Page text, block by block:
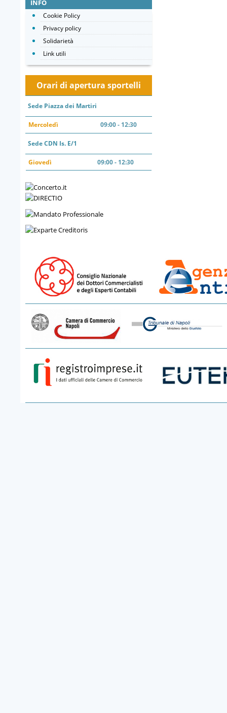
INFO
Cookie Policy
Privacy policy
Solidarietà
Link utili
Orari di apertura sportelli
Sede Piazza dei Martiri
Mercoledì 09:00 - 12:30
Sede CDN Is. E/1
Giovedì 09:00 - 12:30